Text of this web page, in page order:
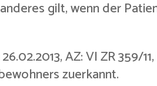
gilt, wenn der
AZ: VI ZR 359/
zuerkannt.